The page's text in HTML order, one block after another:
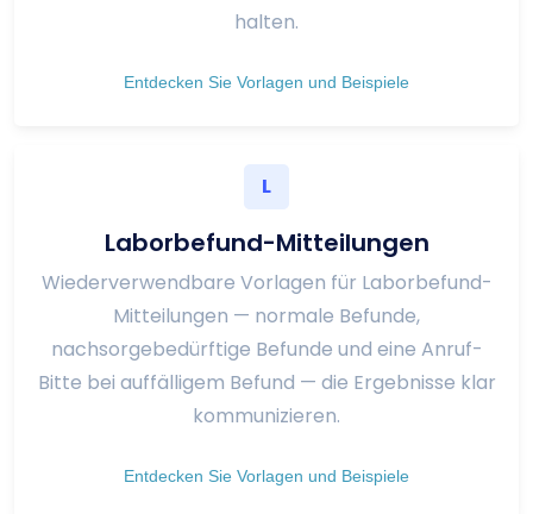
halten.
Entdecken Sie Vorlagen und Beispiele
L
Laborbefund-Mitteilungen
Wiederverwendbare Vorlagen für Laborbefund-
Mitteilungen — normale Befunde,
nachsorgebedürftige Befunde und eine Anruf-
Bitte bei auffälligem Befund — die Ergebnisse klar
kommunizieren.
Entdecken Sie Vorlagen und Beispiele